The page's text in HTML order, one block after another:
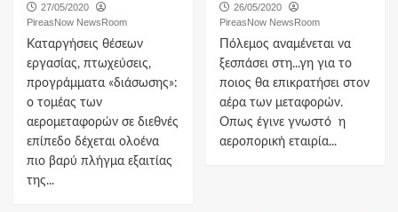
27/05/2020
PireasNow NewsRoom
Καταργήσεις θέσεων
εργασίας, πτωχεύσεις,
προγράμματα «διάσωσης»:
ο τομέας των
αερομεταφορών σε διεθνές
επίπεδο δέχεται ολοένα
πιο βαρύ πλήγμα εξαιτίας
της...
26/05/2020
PireasNow NewsRoom
Πόλεμος αναμένεται να
ξεσπάσει στη...γη για το
ποιος θα επικρατήσει στον
αέρα των μεταφορών.
Οπως έγινε γνωστό η
αεροπορική εταιρία...